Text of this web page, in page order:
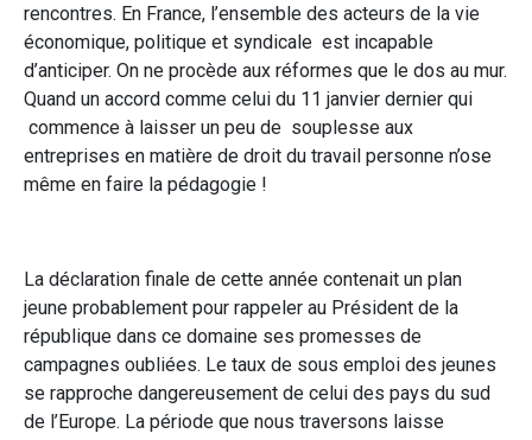
rencontres. En France, l’ensemble des acteurs de la vie
économique, politique et syndicale est incapable
d’anticiper. On ne procède aux réformes que le dos au mur.
Quand un accord comme celui du 11 janvier dernier qui
commence à laisser un peu de souplesse aux
entreprises en matière de droit du travail personne n’ose
même en faire la pédagogie !
La déclaration finale de cette année contenait un plan
jeune probablement pour rappeler au Président de la
république dans ce domaine ses promesses de
campagnes oubliées. Le taux de sous emploi des jeunes
se rapproche dangereusement de celui des pays du sud
de l’Europe. La période que nous traversons laisse